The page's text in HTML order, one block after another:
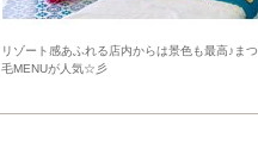
リゾート感あふれる店内からは景色も最高♪まつ
毛MENUが人気☆彡